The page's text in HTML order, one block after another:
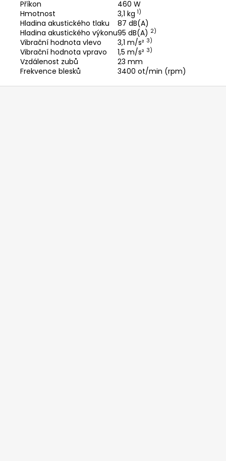
Příkon
460 W
Hmotnost
3,1 kg 1)
Hladina akustického tlaku
87 dB(A)
Hladina akustického výkonu95 dB(A) 2)
Vibrační hodnota vlevo 3,1 m/s² 3)
Vibrační hodnota vpravo 1,5 m/s² 3)
Vzdálenost zubů
23 mm
Frekvence blesků
3400 ot/min (rpm)